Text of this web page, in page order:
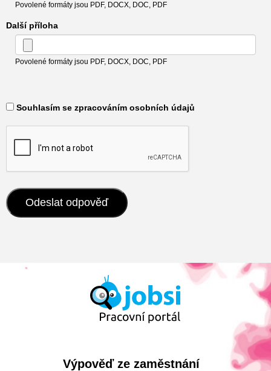
Povolené formáty jsou PDF, DOCX, DOC, PDF
Další příloha
Povolené formáty jsou PDF, DOCX, DOC, PDF
​ Souhlasím se zpracováním osobních údajů
Výpověď ze zaměstnání